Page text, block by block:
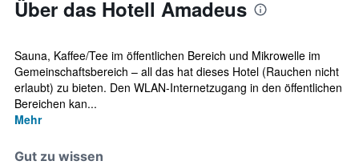
Über das Hotell Amadeus
Sauna, Kaffee/Tee im öffentlichen Bereich und Mikrowelle im
Gemeinschaftsbereich – all das hat dieses Hotel (Rauchen nicht
erlaubt) zu bieten. Den WLAN-Internetzugang in den öffentlichen
Bereichen kan...
Mehr
Gut zu wissen